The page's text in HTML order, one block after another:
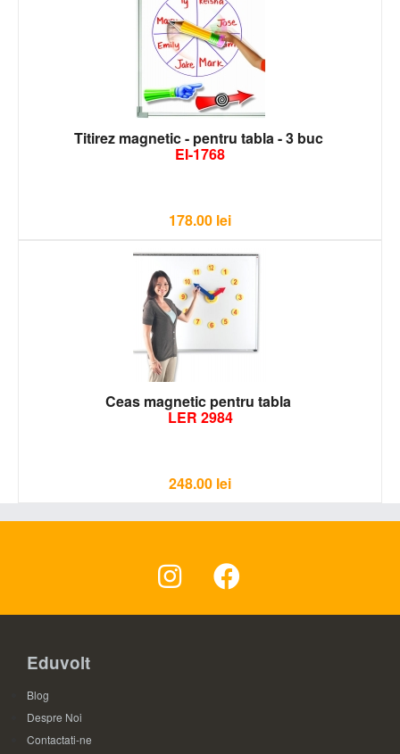
Titirez magnetic - pentru tabla - 3 buc
EI-1768
178.00 lei
Ceas magnetic pentru tabla
LER 2984
248.00 lei
Eduvolt
Blog
Despre Noi
Contactati-ne